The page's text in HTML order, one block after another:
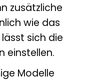
zusätzliche
wie das
sich die
einstellen.
Modelle